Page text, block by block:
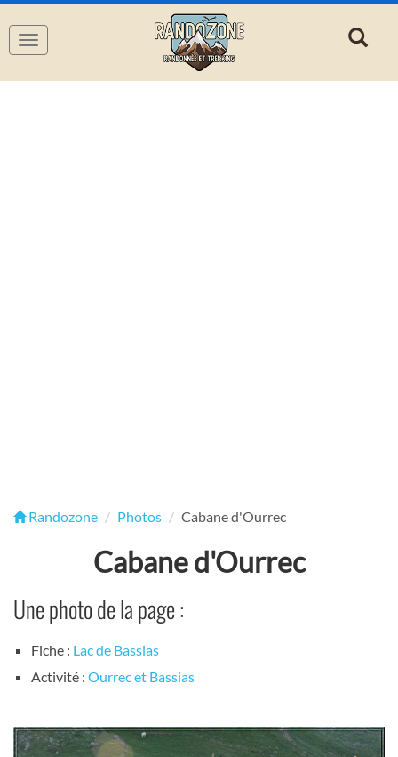
Navigation
Randozone Photos Cabane d'Ourrec
Cabane d'Ourrec
Une photo de la page :
Fiche : Lac de Bassias
Activité : Ourrec et Bassias